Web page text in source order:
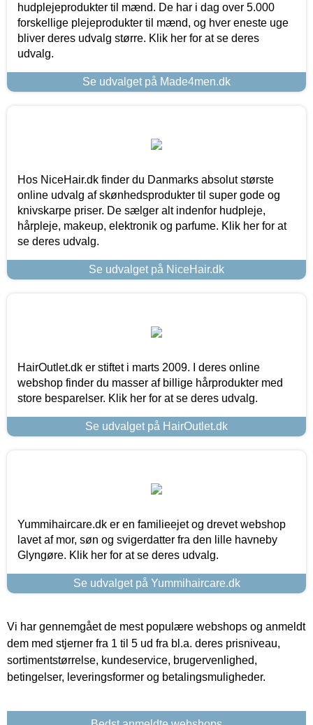
hudplejeprodukter til mænd. De har i dag over 5.000
forskellige plejeprodukter til mænd, og hver eneste uge
bliver deres udvalg større. Klik her for at se deres
udvalg.
Se udvalget på Made4men.dk
Hos NiceHair.dk finder du Danmarks absolut største
online udvalg af skønhedsprodukter til super gode og
knivskarpe priser. De sælger alt indenfor hudpleje,
hårpleje, makeup, elektronik og parfume. Klik her for at
se deres udvalg.
Se udvalget på NiceHair.dk
HairOutlet.dk er stiftet i marts 2009. I deres online
webshop finder du masser af billige hårprodukter med
store besparelser. Klik her for at se deres udvalg.
Se udvalget på HairOutlet.dk
Yummihaircare.dk er en familieejet og drevet webshop
lavet af mor, søn og svigerdatter fra den lille havneby
Glyngøre. Klik her for at se deres udvalg.
Se udvalget på Yummihaircare.dk
Vi har gennemgået de mest populære webshops og anmeldt
dem med stjerner fra 1 til 5 ud fra bl.a. deres prisniveau,
sortimentstørrelse, kundeservice, brugervenlighed,
betingelser, leveringsformer og betalingsmuligheder.